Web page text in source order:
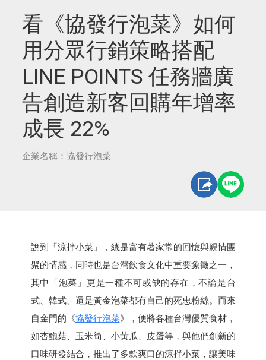
看《協發行泡菜》如何
用分眾行銷策略搭配
LINE POINTS 任務牆廣
告創造新客回購年增率
成長 22%
企業名稱：協發行泡菜
說到「涼拌小菜」，總是富有著家常的回憶與親情團
聚的情感，同時也是台灣飲食文化中重要象徵之一，
其中「泡菜」更是一種不可或缺的存在，不論是台
式、韓式、還是黃金泡菜都有自己的死忠粉絲。而來
自金門的《協發行泡菜》，便將各種台灣優質食材，
如杏鮑菇、玉米筍、小黃瓜、皮蛋等，與他們創新的
口味研發結合，推出了多款爽口的涼拌小菜，讓美味